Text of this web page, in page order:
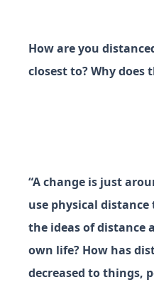
How are you
closest to? Why does
“A change is just
use physical distance
the ideas of distance
own life? How has
decreased to things,